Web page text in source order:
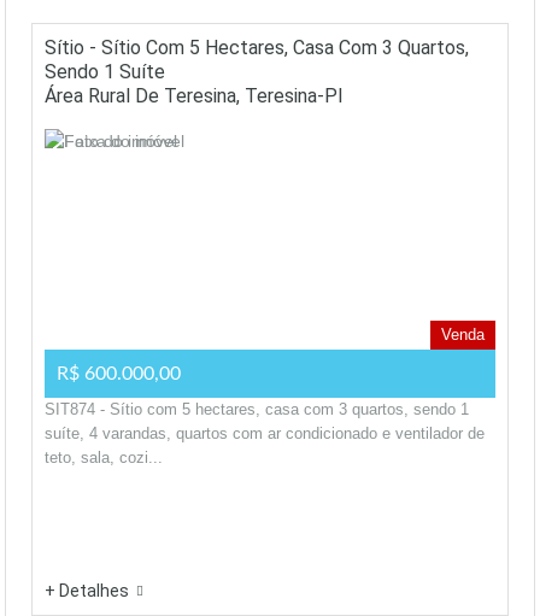
Sítio - Sítio Com 5 Hectares, Casa Com 3 Quartos,
Sendo 1 Suíte
Área Rural De Teresina, Teresina-PI
Venda
R$ 600.000,00
SIT874 - Sítio com 5 hectares, casa com 3 quartos, sendo 1
suíte, 4 varandas, quartos com ar condicionado e ventilador de
teto, sala, cozi...
+ Detalhes